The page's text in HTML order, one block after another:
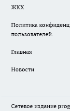
ЖКХ
Политика
пользователей.
Главная
Новости
Сетевое издание